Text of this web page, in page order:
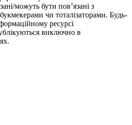
можуть бути пов’язані з
чи тоталізаторами. Будь-
ресурсі
виключно в